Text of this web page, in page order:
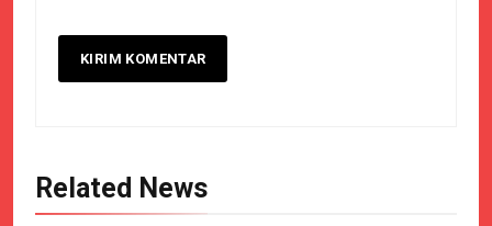
Related News